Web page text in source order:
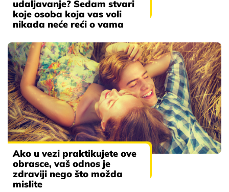
udaljavanje? Sedam stvari
koje osoba koja vas voli
nikada neće reći o vama
Ako u vezi praktikujete ove
obrasce, vaš odnos je
zdraviji nego što možda
mislite